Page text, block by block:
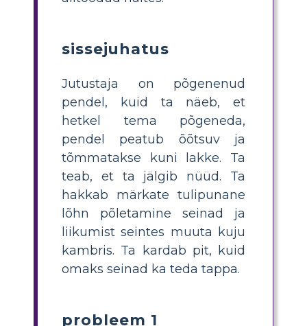
sissejuhatus
Jutustaja on põgenenud
pendel, kuid ta näeb, et
hetkel tema põgeneda,
pendel peatub õõtsuv ja
tõmmatakse kuni lakke. Ta
teab, et ta jälgib nüüd. Ta
hakkab märkate tulipunane
lõhn põletamine seinad ja
liikumist seintes muuta kuju
kambris. Ta kardab pit, kuid
omaks seinad ka teda tappa.
probleem 1